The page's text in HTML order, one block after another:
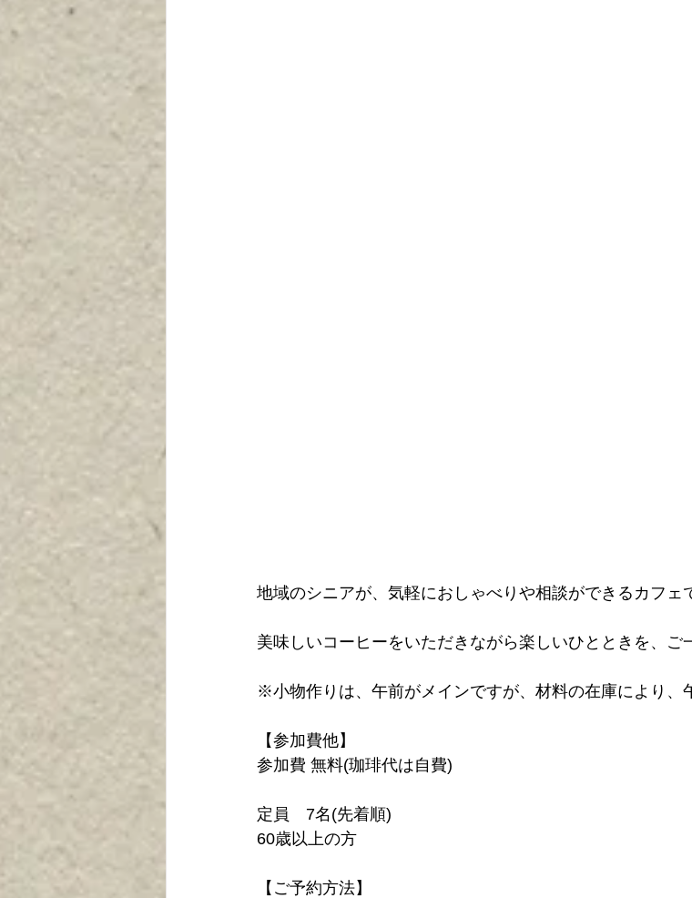
地域のシニアが、気軽におしゃべりや相談ができるカフェ
美味しいコーヒーをいただきながら楽しいひとときを、ご
※小物作りは、午前がメインですが、材料の在庫により、
【参加費他】
参加費 無料(珈琲代は自費)
定員　7名(先着順)
60歳以上の方
【ご予約方法】